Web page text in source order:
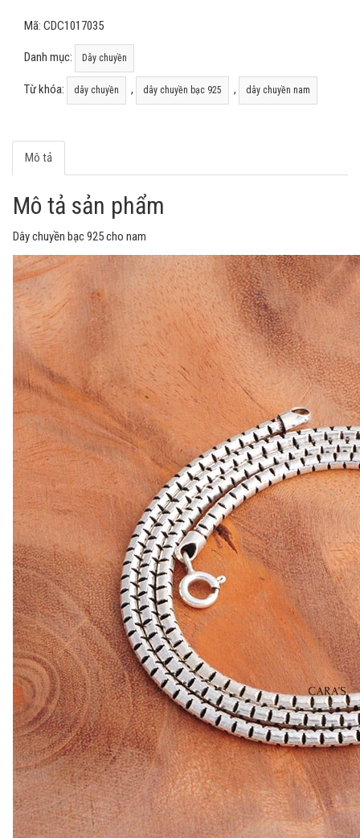
Mã: CDC1017035
Danh mục: Dây chuyền
Từ khóa: dây chuyền , dây chuyền bạc 925 , dây chuyền nam
Mô tả
Mô tả sản phẩm
Dây chuyền bạc 925 cho nam